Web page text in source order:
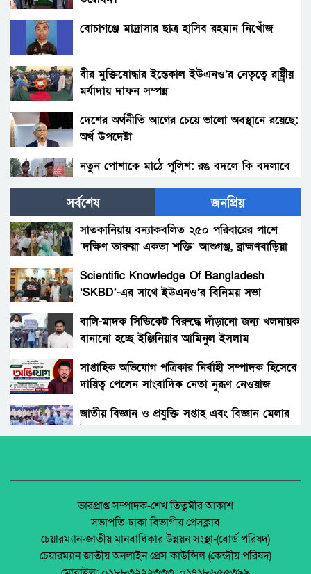
বোচাগঞ্জে মাদ্রাসার ছাত্র হাসিব রহমান নিখোঁজ
বীর মুক্তিযোদ্ধার ইন্তেকাল ইউএনও’র নেতৃত্বে রাষ্ট্র্রীয়
মর্যাদায় দাফন সম্পন্ন
দেশের অর্থনীতি আগের চেয়ে ভালো অবস্থানে রয়েছে:
অর্থ উপদেষ্টা
নতুন পোশাকে মাঠে পুলিশ: রঙ বদলে কি বদলাবে
হাকিমপুরসহ ৪ উপজেলায় বিএনপির এমপি প্রার্থী ডাঃ
জাহিদের ব্যাবস্থাপনায় ফ্রী মেডিকেল ক্যাম্প ও ঔষধ
বিতরণ।
গ্রহন।
দোরগোড়ায় এক নতুন অধ্যায়ের সূচনা।
বিচারকের স্ত্রীকে কুপিয়ে জখম, ছেলেকে হত্যা করল
পরিচিত যুবক।
আওয়ামী’লীগের অবরোধের বিরুদ্ধে কঠোর অবস্থান
ছিলো জামায়াত ইসলামীর।
অনুষ্ঠিত হয়ে গেলো ইসলামি ফাউন্ডেশন কর্তৃক
আয়োজিত উপজেলা পর্যায় জাতীয় শিশু-কিশোর
ইসলামি সাংস্কৃতিক প্রতিযোগিতা
সর্বশেষ জনপ্রিয়
সাতকানিয়ায় বন্যাকবলিত ২৫০ পরিবারের পাশে
‘দক্ষিণ তারুয়া একতা শক্তি’ আশুগঞ্জ, ব্রাহ্মণবাড়িয়া
Scientific Knowledge Of Bangladesh
‘SKBD’-এর সাথে ইউএনও’র বিনিময় সভা
বালি-মাদক সিন্ডিকেট বিরুদ্ধে দাঁড়ানো জন্য খলনায়ক
বানানো হচ্ছে ইঞ্জিনিয়ার আমিনুল ইসলাম
সাপ্তাহিক অভিযোগ পত্রিকার নির্বাহী সম্পাদক হিসেবে
দায়িত্ব পেলেন সাংবাদিক নেতা নুরূণ নেওয়াজ
জাতীয় বিজ্ঞান ও প্রযুক্তি সপ্তাহ এবং বিজ্ঞান মেলার
জেলা আইন-শৃৃঙ্খলা কমিটির মাসিক সভা অনুষ্ঠিত।
পলাশবাড়ীতে এমইপি গ্রুপের মতবিনিময় সভা
অনুষ্ঠিত।
ভারপ্রাপ্ত সম্পাদক-শেখ তিতুমীর আকাশ
সভাপতি-ঢাকা বিভাগীয় প্রেসক্লাব
চেয়ারম্যান-জাতীয় মানবাধিকার উন্নয়ন সংস্থা-(বোর্ড পরিষদ)
চেয়ারম্যান জাতীয় অনলাইন প্রেস কাউন্সিল (কেন্দ্রীয় পরিষদ)